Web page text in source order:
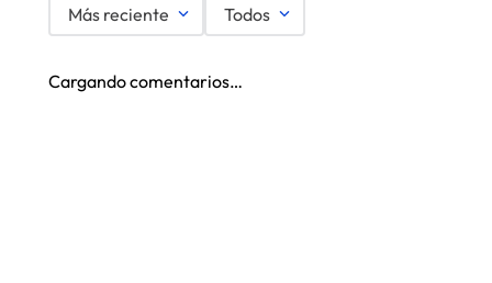
Más reciente Todos
Cargando comentarios…